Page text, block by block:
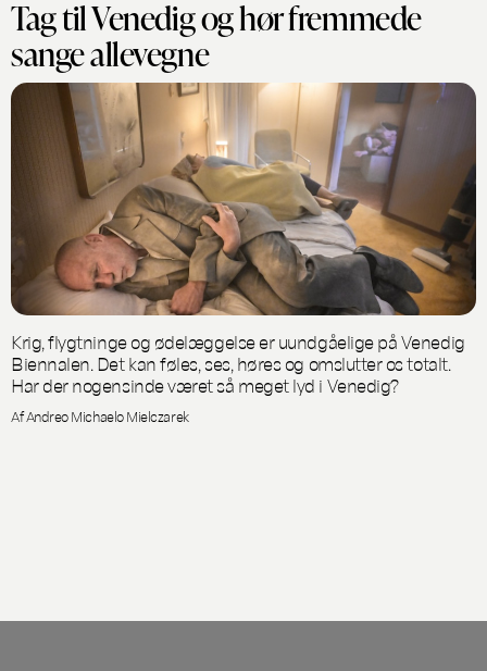
Tag til Venedig og hør fremmede
sange allevegne
Krig, flygtninge og ødelæggelse er uundgåelige på Venedig
Biennalen. Det kan føles, ses, høres og omslutter os totalt.
Har der nogensinde været så meget lyd i Venedig?
Af Andreo Michaelo Mielczarek